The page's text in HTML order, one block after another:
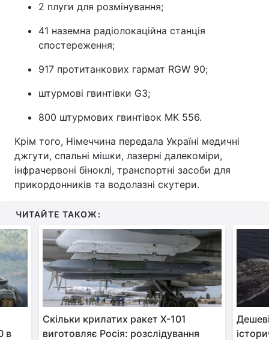
2 плуги для розмінування;
41 наземна радіолокаційна станція
спостереження;
917 протитанкових гармат RGW 90;
штурмові гвинтівки G3;
800 штурмових гвинтівок MK 556.
Крім того, Німеччина передала Україні медичні
джгути, спальні мішки, лазерні далекоміри,
інфрачервоні біноклі, транспортні засоби для
прикордонників та водолазні скутери.
ЧИТАЙТЕ ТАКОЖ:
в
Скільки крилатих ракет Х-101
виготовляє Росія: розслідування